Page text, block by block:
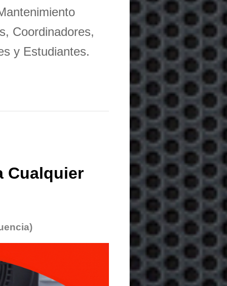
Coordinadores,
y Estudiantes.
Cualquier